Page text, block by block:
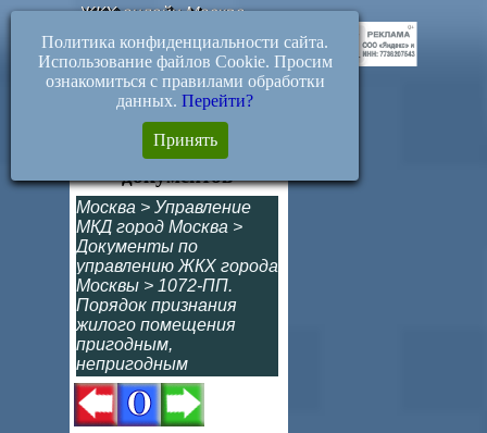
ЖКХ-онлайн.Москва
Прил. 2. Решение об
отказе в приеме
документов
Москва >Управление
МКД город Москва >
Документы по
управлению ЖКХ города
Москвы > 1072-ПП.
Порядок признания
жилого помещения
пригодным,
непригодным
Политика конфиденциальности сайта.
Использование файлов Cookie. Просим
ознакомиться с правилами обработки
данных. Перейти?
Принять